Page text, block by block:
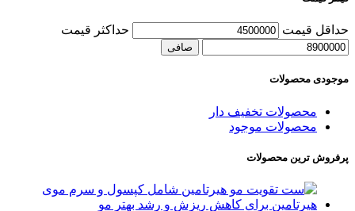
حداقل قیمت حداكثر قيمت
صافی
موجودی محصولات
محصولات تخفیف دار
محصولات موجود
پرفروش ترین محصولات